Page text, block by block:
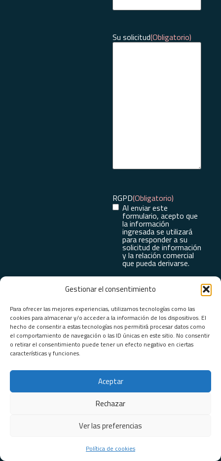
Gestionar el consentimiento
Para ofrecer las mejores experiencias, utilizamos tecnologías como las
cookies para almacenar y/o acceder a la información de los dispositivos. El
hecho de consentir a estas tecnologías nos permitirá procesar datos como
el comportamiento de navegación o las ID únicas en este sitio. No consentir
o retirar el consentimiento puede tener un efecto negativo en ciertas
características y funciones.
Aceptar
Rechazar
Ver las preferencias
Política de cookies
Su solicitud(Obligatorio)
RGPD(Obligatorio)
Al enviar este
formulario, acepto que
la información
ingresada se utilizará
para responder a su
solicitud de información
y la relación comercial
que pueda derivarse.
eXYSTAT © All Rights Reserved.